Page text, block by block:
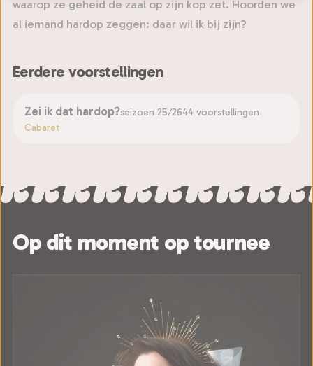
waarop ze geheid de zaal op zijn kop zet. Hoorden we
al iemand hardop zeggen: daar wil ik bij zijn?
Eerdere voorstellingen
Zei ik dat hardop?seizoen 25/2644 voorstellingen
Cabaret
Op dit moment op tournee